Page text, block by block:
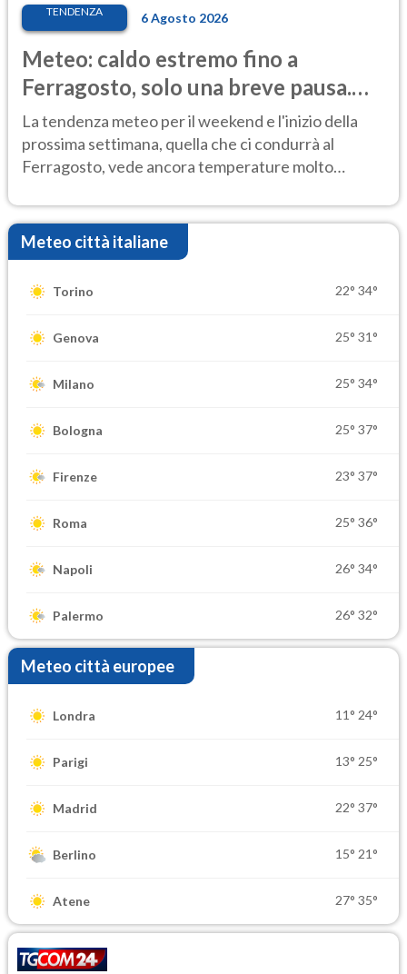
TENDENZA 6 Agosto 2026
Meteo: caldo estremo fino a
Ferragosto, solo una breve pausa.
Ecco dove
La tendenza meteo per il weekend e l'inizio della
prossima settimana, quella che ci condurrà al
Ferragosto, vede ancora temperature molto
Meteo città italiane
Torino 22° 34°
Genova 25° 31°
Milano 25° 34°
Bologna 25° 37°
Firenze 23° 37°
Roma 25° 36°
Napoli 26° 34°
Palermo 26° 32°
Meteo città europee
Londra 11° 24°
Parigi 13° 25°
Madrid 22° 37°
Berlino 15° 21°
Atene 27° 35°